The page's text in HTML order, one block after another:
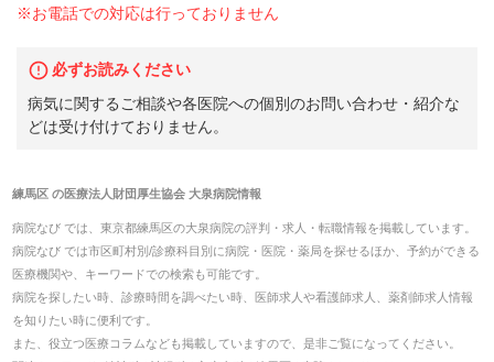
※お電話での対応は行っておりません
必ずお読みください
病気に関するご相談や各医院への個別のお問い合わせ・紹介な
どは受け付けておりません。
練馬区の医療法人財団厚生協会 大泉病院情報
病院なび では、 東京都練馬区の大泉病院の評判・求人・転職情報を掲載しています。
病院なび では市区町村別/診療科目別に病院・医院・薬局を探せるほか、予約ができる
医療機関や、キーワードでの検索も可能です。
病院を探したい時、診療時間を調べたい時、医師求人や看護師求人、薬剤師求人情報
を知りたい時に便利です。
また、役立つ医療コラムなども掲載していますので、是非ご覧になってください。